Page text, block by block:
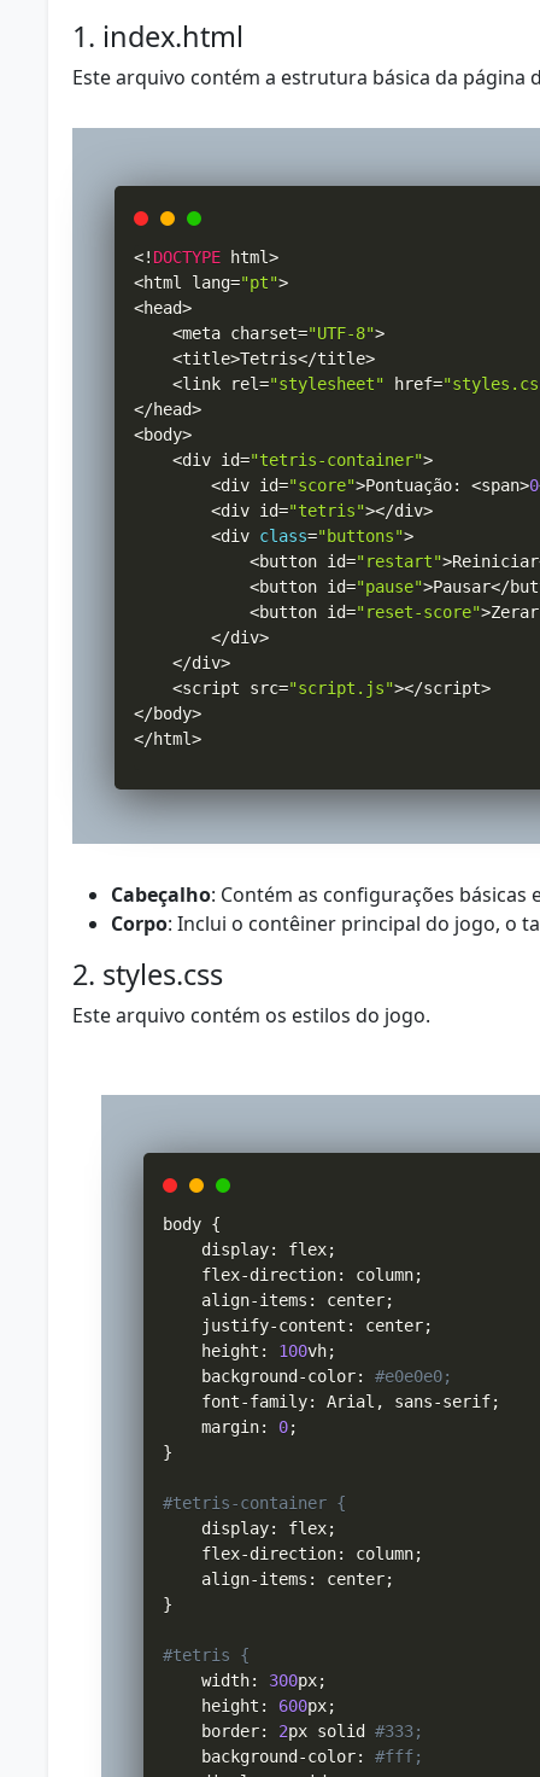
1. index.html
Este arquivo contém a estrutura básica da página
<! DOCTYPE html>
<html lang="pt">
<head>
<meta charset="UTF-8">
<title>Tetris</title>
<link rel="stylesheet" href=
</head>
<body>
<div id="tetris-container">
<div id="score">Pontuação: <span>0
<div id="tetris"></div>
<div class="buttons">
<button id="restart">Reiniciar
<button id="pause">Pausar</
<button id="reset-score">
</div>
</div>
<script src="script.js"></script>
</body>
</html>
Cabeçalho: Contém as configurações básicas
Corpo: Inclui o contêiner principal do jogo, o
2. styles.css
Este arquivo contém os estilos do jogo.
body {
    display
: flex;
    flex
-direction: column;
    align
-items : center;
    justify
-content : center;
    height
: 100vh;
    background
-color:
#e0e0e0;
    font
-family: Arial , sans-serif;
    margin
: 0;
}
#tetris-container {
    display
: flex;
    flex
-direction: column;
    align
-items : center;
}
#tetris {
    width
: 300px;
    height
: 600px;
    border
: 2px solid #333;
    background
-color:
#fff;